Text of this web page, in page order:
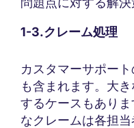
1-3.クレーム処理
カスタマーサポー
も含まれます。大
するケースもあり
なクレームは各担